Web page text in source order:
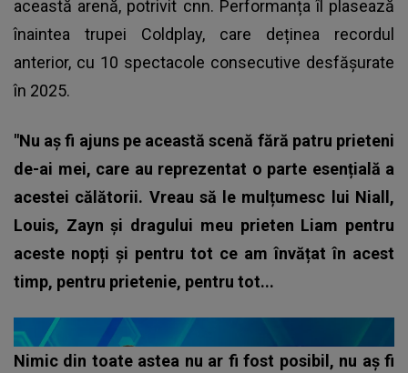
această arenă, potrivit cnn. Performanța îl plasează
înaintea trupei Coldplay, care deținea recordul
anterior, cu 10 spectacole consecutive desfășurate
în 2025.
"Nu aș fi ajuns pe această scenă fără patru prieteni
de-ai mei, care au reprezentat o parte esențială a
acestei călătorii. Vreau să le mulțumesc lui Niall,
Louis, Zayn și dragului meu prieten Liam pentru
aceste nopți și pentru tot ce am învățat în acest
timp, pentru prietenie, pentru tot...
Nimic din toate astea nu ar fi fost posibil, nu aș fi